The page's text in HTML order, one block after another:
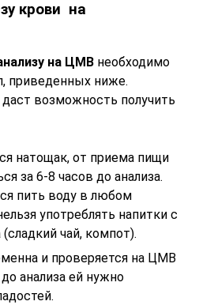
крови на
на ЦМВ необходимо
приведенных ниже.
возможность получить
натощак, от приема пищи
за 6-8 часов до анализа.
пить воду в любом
употреблять напитки с
чай, компот).
и проверяется на ЦМВ
анализа ей нужно